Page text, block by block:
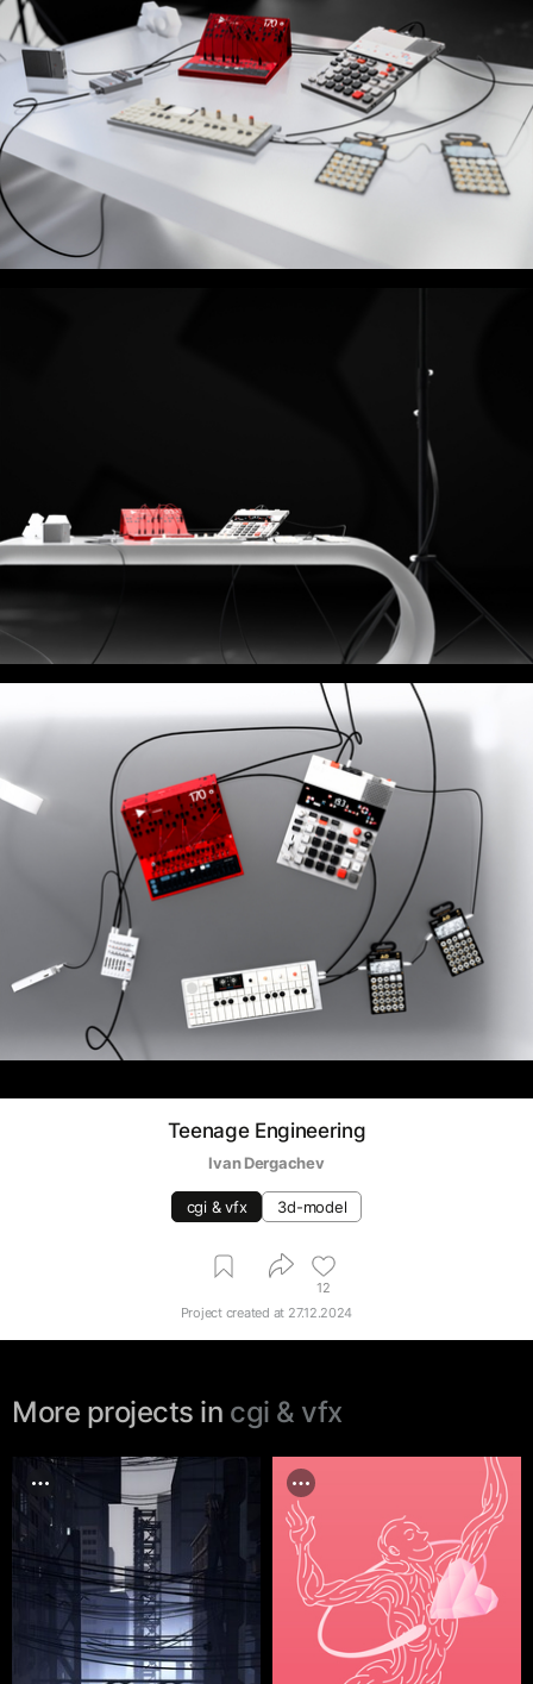
Teenage Engineering
Ivan Dergachev
cgi & vfx 3d-model
12
Project created at 27.12.2024
More projects in cgi & vfx